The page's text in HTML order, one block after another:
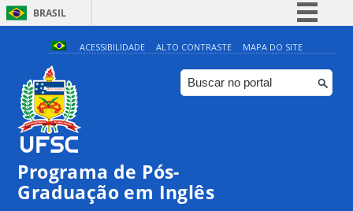
BRASIL
Simplifique!
Comunica BR
Participe
ACESSIBILIDADE ALTO CONTRASTE MAPA DO SITE
Programa de Pós-
Graduação em Inglês